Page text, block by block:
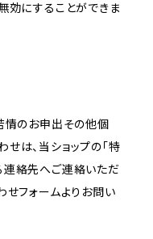
効にすることができま
情のお申出その他個
は、当ショップの「特
連絡先へご連絡いただ
せフォームよりお問い